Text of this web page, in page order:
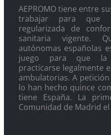
AEPROMO tiene entre
trabajar para que
regularizada de
sanitaria vigente.
autónomas españolas
juego para que la
practicarse legalmente
ambulatorias. A
lo han hecho quince
tiene España. La
Comunidad de Madrid